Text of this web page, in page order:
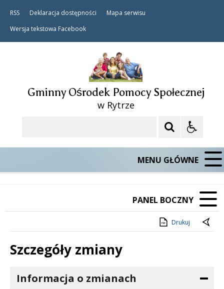
RSS Deklaracja dostępności
Mapa serwisu
Wersja tekstowa Facebook
Gminny Ośrodek Pomocy Społecznej
w Rytrze
MENU GŁÓWNE
PANEL BOCZNY
Drukuj
Szczegóły zmiany
Informacja o zmianach